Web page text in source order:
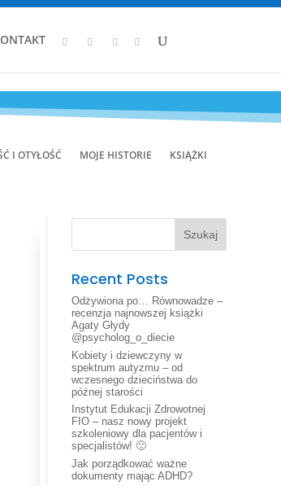
I OTYŁOŚĆ MOJE HISTORIE KSIĄŻKI
Szukaj
Recent Posts
Odżywiona po… Równowadze –
recenzja najnowszej książki
Agaty Głydy
@psycholog_o_diecie
Kobiety i dziewczyny w
spektrum autyzmu – od
wczesnego dzieciństwa do
późnej starości
Instytut Edukacji Zdrowotnej
FIO – nasz nowy projekt
szkoleniowy dla pacjentów i
specjalistów! 🙂
Jak porządkować ważne
dokumenty mając ADHD?